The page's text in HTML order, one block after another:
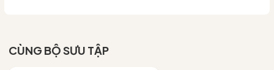
CÙNG BỘ SƯU TẬP